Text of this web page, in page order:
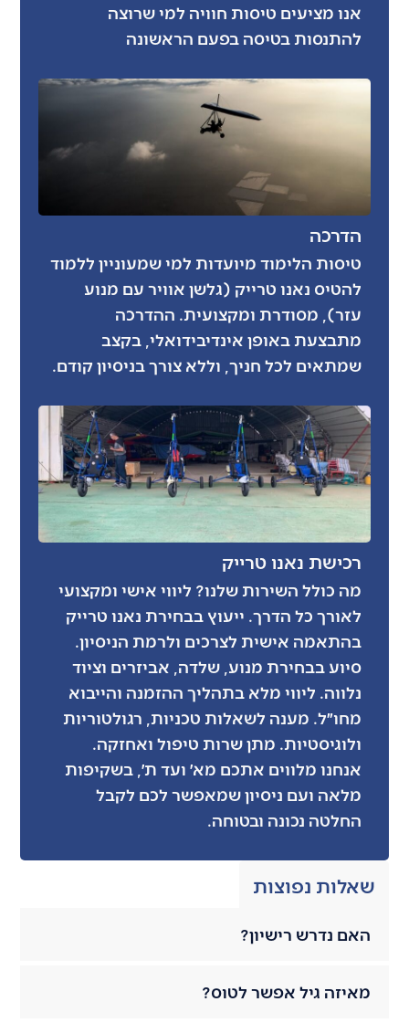
אנו מציעים טיסות חוויה למי שרוצה
להתנסות בטיסה בפעם הראשונה
הדרכה
טיסות הלימוד מיועדות למי שמעוניין ללמוד
להטיס נאנו טרייק (גלשן אוויר עם מנוע
עזר), מסודרת ומקצועית. ההדרכה
מתבצעת באופן אינדיבידואלי, בקצב
שמתאים לכל חניך, וללא צורך בניסיון קודם.
רכישת נאנו טרייק
מה כולל השירות שלנו? ליווי אישי ומקצועי
לאורך כל הדרך. ייעוץ בבחירת נאנו טרייק
בהתאמה אישית לצרכים ולרמת הניסיון.
סיוע בבחירת מנוע, שלדה, אביזרים וציוד
נלווה. ליווי מלא בתהליך ההזמנה והייבוא
מחו״ל. מענה לשאלות טכניות, רגולטוריות
ולוגיסטיות. מתן שרות טיפול ואחזקה.
אנחנו מלווים אתכם מא׳ ועד ת׳, בשקיפות
מלאה ועם ניסיון שמאפשר לכם לקבל
החלטה נכונה ובטוחה.
שאלות נפוצות
האם נדרש רישיון?
מאיזה גיל אפשר לטוס?